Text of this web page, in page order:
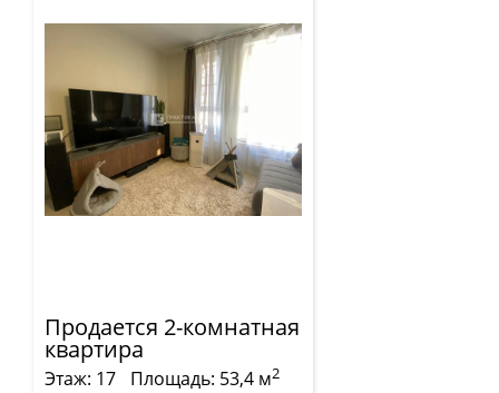
Продается 2-комнатная
квартира
Этаж: 17 Площадь: 53,4 м2